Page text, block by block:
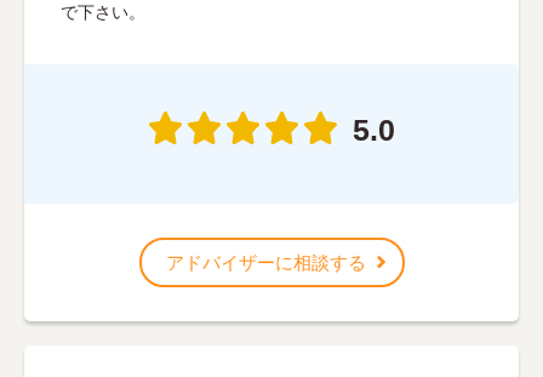
で下さい。
5.0
アドバイザーに相談する